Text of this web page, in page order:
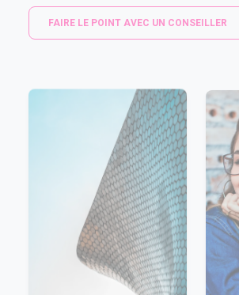
FAIRE LE POINT AVEC UN CONSEILLER